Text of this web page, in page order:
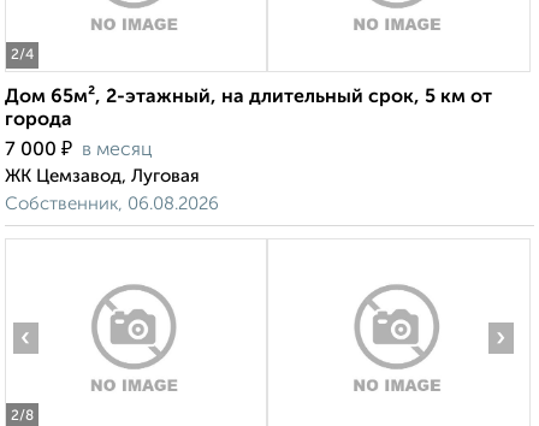
2/4
Дом 65м², 2-этажный, на длительный срок, 5 км от
города
7 000 ₽ в месяц
ЖК Цемзавод, Луговая
Собственник, 06.08.2026
2/8
‹ ›